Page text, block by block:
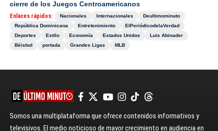
cierre de los Juegos Centroamericanos
Enlaces rápidos: Nacionales Internacionales
Deultimominuto
República Dominicana
Entretenimiento
ElPeriódicodelaVerdad
Deportes
Estilo Economía Estados Unidos
Luis Abinader
Béisbol
portada Grandes Ligas MLB
Somos una multiplataforma que ofrece contenidos informativos y
televisivos. El medio noticioso de mayor crecimiento en audiencia en